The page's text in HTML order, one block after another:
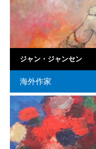
ジャン・ジャンセン
海外作家